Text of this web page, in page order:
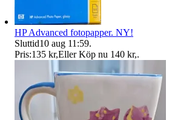
HP Advanced fotopapper. NY!
Sluttid10 aug 11:59.
Pris:135 kr,Eller Köp nu 140 kr,.